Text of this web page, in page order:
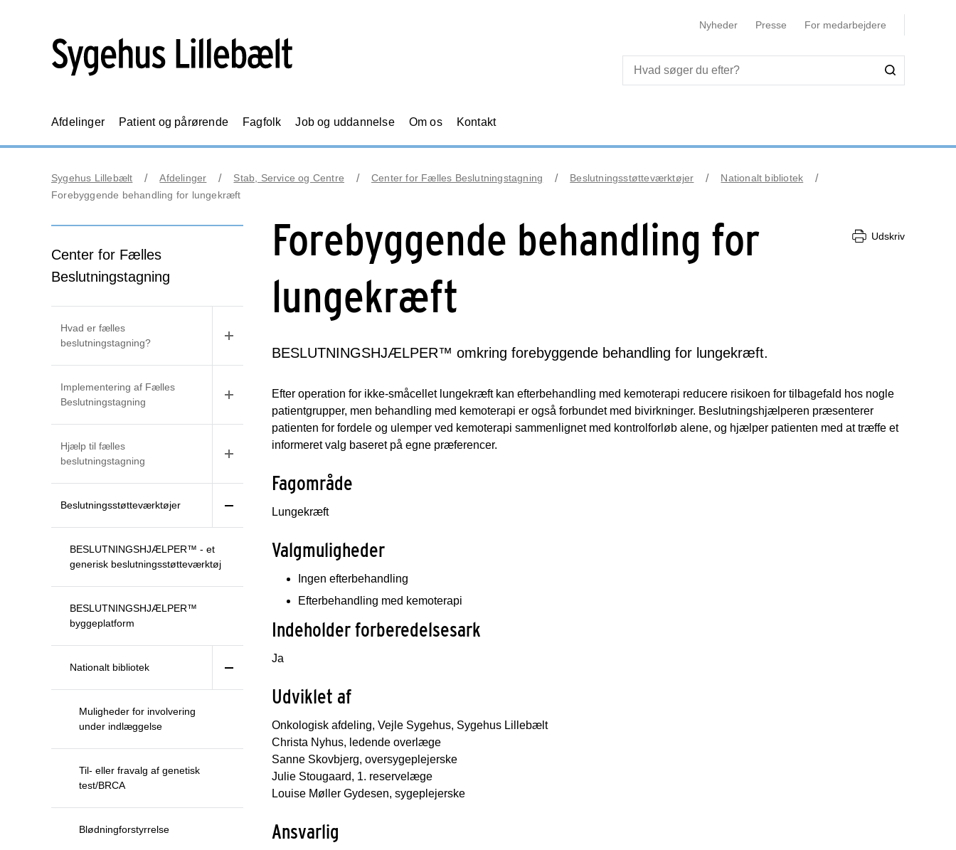
Nyheder Presse For medarbejdere
Afdelinger Patient og pårørende Fagfolk Job og uddannelse Om os Kontakt
Sygehus Lillebælt Afdelinger Stab, Service og Centre Center for Fælles Beslutningstagning Beslutningsstøtteværktøjer
Nationalt bibliotek
Forebyggende behandling for lungekræft
Center for Fælles
Beslutningstagning
Hvad er fælles
beslutningstagning?
Implementering af Fælles
Beslutningstagning
Hjælp til fælles
beslutningstagning
Beslutningsstøtteværktøjer
BESLUTNINGSHJÆLPER™ - et
generisk beslutningsstøtteværktøj
BESLUTNINGSHJÆLPER™
byggeplatform
Nationalt bibliotek
Muligheder for involvering
under indlæggelse
Til- eller fravalg af genetisk
test/BRCA
Blødningforstyrrelse
Forebyggende behandling for
lungekræft
Udskriv
BESLUTNINGSHJÆLPER™ omkring forebyggende behandling for lungekræft.
Efter operation for ikke-småcellet lungekræft kan efterbehandling med kemoterapi reducere risikoen for tilbagefald hos nogle
patientgrupper, men behandling med kemoterapi er også forbundet med bivirkninger. Beslutningshjælperen præsenterer
patienten for fordele og ulemper ved kemoterapi sammenlignet med kontrolforløb alene, og hjælper patienten med at træffe et
informeret valg baseret på egne præferencer.
Fagområde
Lungekræft
Valgmuligheder
Ingen efterbehandling
Efterbehandling med kemoterapi
Indeholder forberedelsesark
Ja
Udviklet af
Onkologisk afdeling, Vejle Sygehus, Sygehus Lillebælt
Christa Nyhus, ledende overlæge
Sanne Skovbjerg, oversygeplejerske
Julie Stougaard, 1. reservelæge
Louise Møller Gydesen, sygeplejerske
Ansvarlig